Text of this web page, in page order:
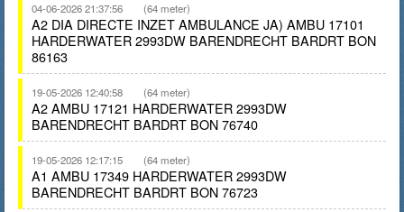
04-06-2026 21:37:56 (64 meter)
A2 DIA DIRECTE INZET AMBULANCE JA) AMBU 17101
HARDERWATER 2993DW BARENDRECHT BARDRT BON
86163
19-05-2026 12:40:58 (64 meter)
A2 AMBU 17121 HARDERWATER 2993DW
BARENDRECHT BARDRT BON 76740
19-05-2026 12:17:15 (64 meter)
A1 AMBU 17349 HARDERWATER 2993DW
BARENDRECHT BARDRT BON 76723